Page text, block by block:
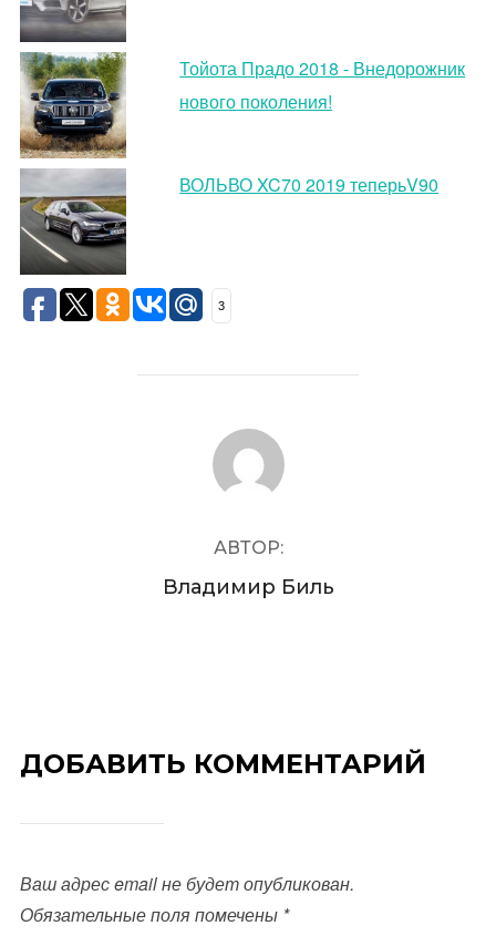
Тойота Прадо 2018 - Внедорожник
нового поколения!
ВОЛЬВО XC70 2019 теперьV90
3
АВТОР ЗАПИСИ
АВТОР:
Владимир Биль
ДОБАВИТЬ КОММЕНТАРИЙ
Ваш адрес email не будет опубликован.
Обязательные поля помечены *